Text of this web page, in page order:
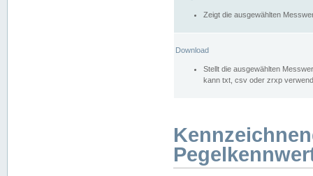
Zeigt die ausgewählten
Download
Stellt die ausgewählten
kann txt, csv oder zrxp